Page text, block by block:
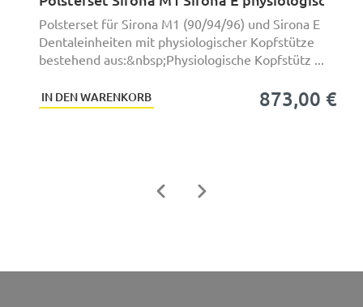
Polsterset für Sirona M1 (90/94/96) und Sirona E
Dentaleinheiten mit physiologischer Kopfstütze
bestehend aus:&nbsp;Physiologische Kopfstütz ...
873,00 €
IN DEN WARENKORB